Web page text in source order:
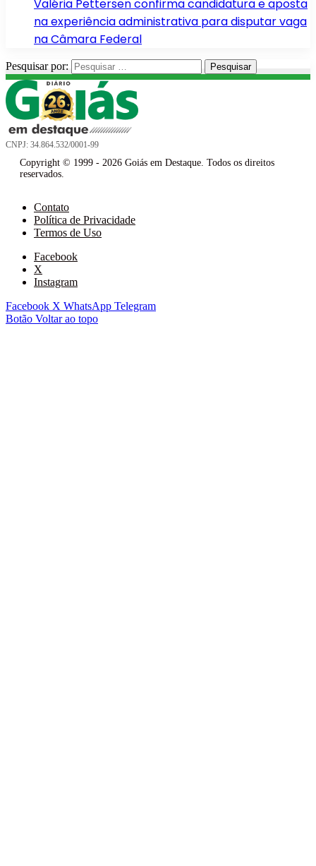
Valéria Pettersen confirma candidatura e aposta
na experiência administrativa para disputar vaga
na Câmara Federal
Pesquisar por:
CNPJ: 34.864.532/0001-99
Copyright © 1999 - 2026 Goiás em Destaque. Todos os direitos
reservados.
Contato
Política de Privacidade
Termos de Uso
Facebook
X
Instagram
Facebook X WhatsApp Telegram
Botão Voltar ao topo